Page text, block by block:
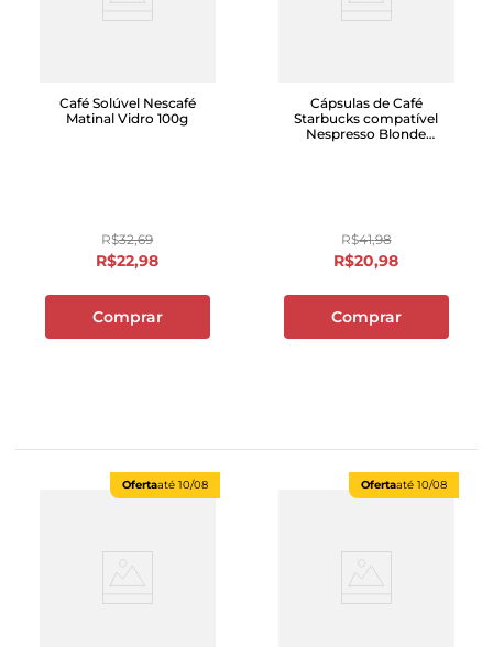
Café Solúvel Nescafé
Matinal Vidro 100g
R$32,69
R$22,98
Comprar
Cápsulas de Café
Starbucks compatível
Nespresso Blonde
R$41,98
R$20,98
Comprar
Ofertaaté 10/08 Ofertaaté 10/08